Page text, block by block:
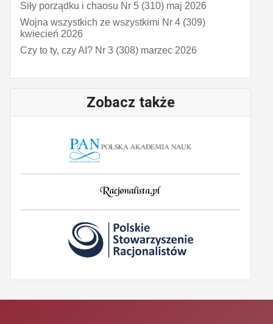
Siły porządku i chaosu Nr 5 (310) maj 2026
Wojna wszystkich ze wszystkimi Nr 4 (309)
kwiecień 2026
Czy to ty, czy AI? Nr 3 (308) marzec 2026
Zobacz także